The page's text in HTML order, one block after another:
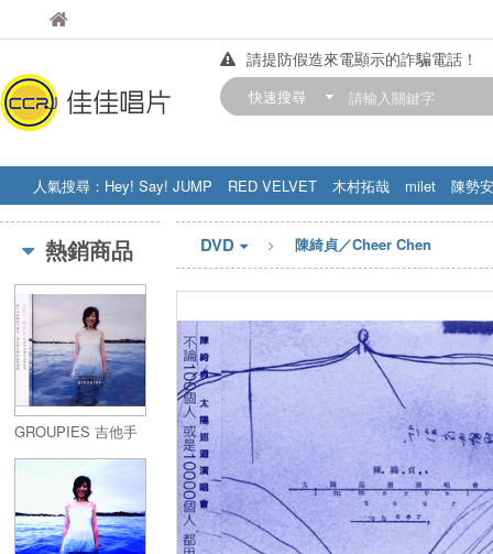
佳佳唱片
請提防假造來電顯示的詐騙電話！
【中華門市營業時間調整公告】
快速搜尋
人氣搜尋： Hey! Say! JUMP RED VELVET 木村拓哉 milet
陳勢安
STRAY KIDS
盧廣仲 周杰伦
熱銷商品
GROUPIES 吉他手
DVD 陳綺貞／Cheer Chen